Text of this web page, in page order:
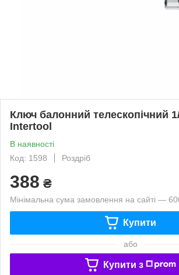
Ключ балонний телескопічний
Intertool
В наявності
Код: 1598
Роздріб
388 ₴
Мінімальна сума замовлення на сайті —
Купити
або
Купити з